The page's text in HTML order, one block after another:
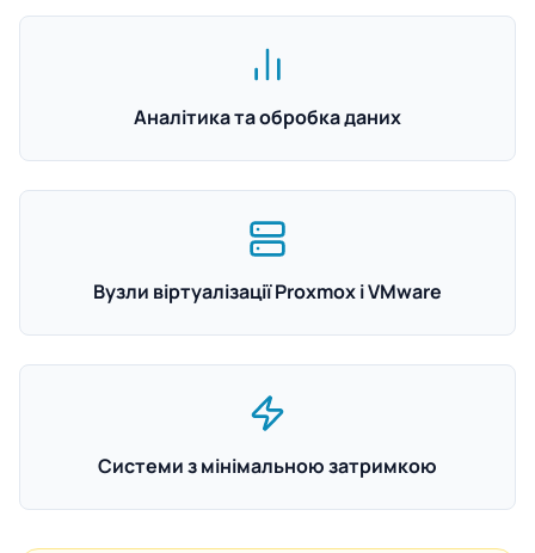
Аналітика та обробка даних
Вузли віртуалізації Proxmox і VMware
Системи з мінімальною затримкою